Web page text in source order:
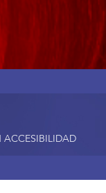
ACCESIBILIDAD